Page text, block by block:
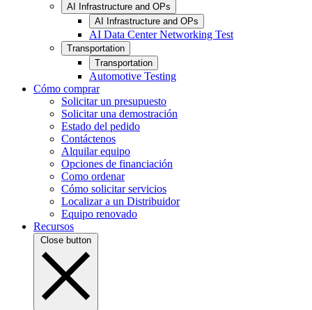
AI Infrastructure and OPs
AI Infrastructure and OPs
AI Data Center Networking Test
Transportation
Transportation
Automotive Testing
Cómo comprar
Solicitar un presupuesto
Solicitar una demostración
Estado del pedido
Contáctenos
Alquilar equipo
Opciones de financiación
Como ordenar
Cómo solicitar servicios
Localizar a un Distribuidor
Equipo renovado
Recursos
Close button